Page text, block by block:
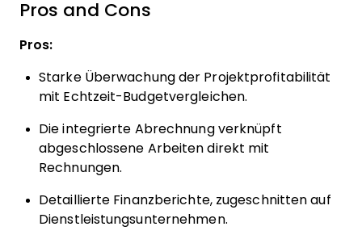
Pros and Cons
Pros:
Starke Überwachung der Projektprofitabilität
mit Echtzeit-Budgetvergleichen.
Die integrierte Abrechnung verknüpft
abgeschlossene Arbeiten direkt mit
Rechnungen.
Detaillierte Finanzberichte, zugeschnitten auf
Dienstleistungsunternehmen.